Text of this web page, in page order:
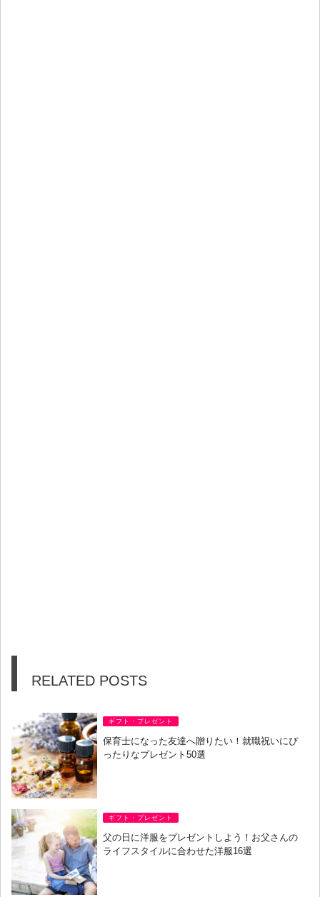
RELATED POSTS
ギフト・プレゼント
保育士になった友達へ贈りたい！就職祝いにぴ
ったりなプレゼント50選
ギフト・プレゼント
父の日に洋服をプレゼントしよう！お父さんの
ライフスタイルに合わせた洋服16選